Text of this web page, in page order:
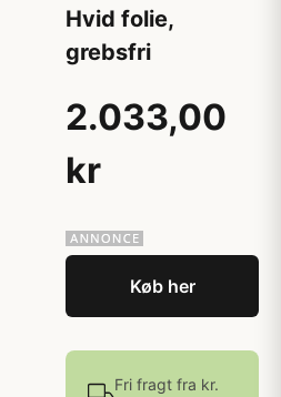
Hvid folie,
grebsfri
2.033,00
kr
Køb her
Fri fragt fra kr.